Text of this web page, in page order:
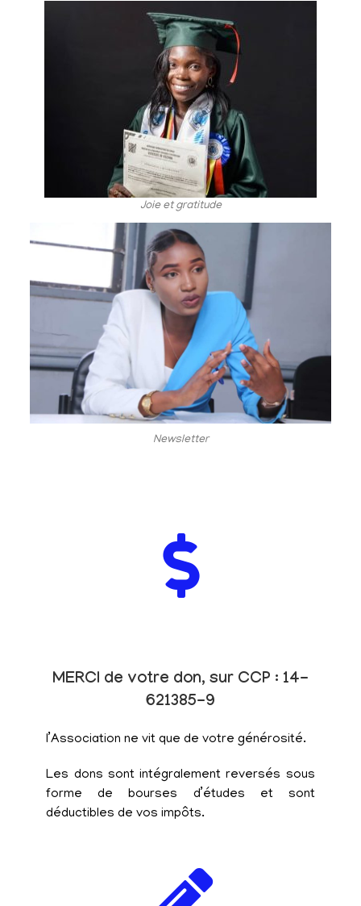
Joie et gratitude
Newsletter
MERCI de votre don, sur CCP : 14-
621385-9
l’Association ne vit que de votre générosité.
Les dons sont intégralement reversés sous
forme de bourses d’études et sont
déductibles de vos impôts.